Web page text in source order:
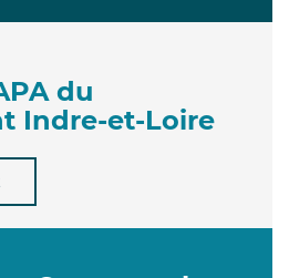
du
Indre-et-Loire